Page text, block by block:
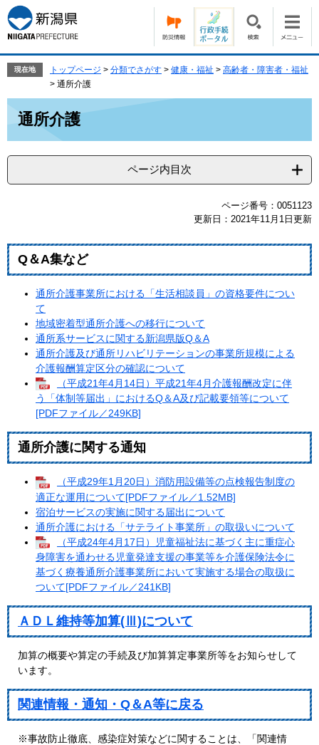
ー
ジ
の
で
す。
ニ
ュ
ー
ば
本
文
現在地 トップページ > 分類でさがす > 健康・福祉 > 高齢者・障害者・福祉
> 通所介護
通所介護
ページ内目次
ページ番号：0051123
更新日：2021年11月1日更新
Q＆A集など
通所介護事業所における「生活相談員」の資格要件につい
て
地域密着型通所介護への移行について
通所系サービスに関する新潟県版Q＆A
通所介護及び通所リハビリテーションの事業所規模による
介護報酬算定区分の確認について
（平成21年4月14日）平成21年4月介護報酬改定に伴
う「体制等届出」におけるQ＆A及び記載要領等について
[PDFファイル／249KB]
通所介護に関する通知
（平成29年1月20日）消防用設備等の点検報告制度の
適正な運用について[PDFファイル／1.52MB]
宿泊サービスの実施に関する届出について
通所介護における「サテライト事業所」の取扱いについて
（平成24年4月17日）児童福祉法に基づく主に重症心
身障害を通わせる児童発達支援の事業等を介護保険法令に
基づく療養通所介護事業所において実施する場合の取扱に
ついて[PDFファイル／241KB]
ＡＤＬ維持等加算(Ⅲ)について
加算の概要や算定の手続及び加算算定事業所等をお知らせして
います。
関連情報・通知・Q＆A等に戻る
※事故防止徹底、感染症対策などに関することは、「関連情